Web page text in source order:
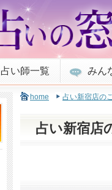
占い師一覧 みん
home 占い新宿店の
占い新宿店